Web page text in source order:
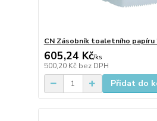
CN Zásobník toaletního papíru
605,24 Kč/ks
500,20 Kč bez DPH
Přidat do